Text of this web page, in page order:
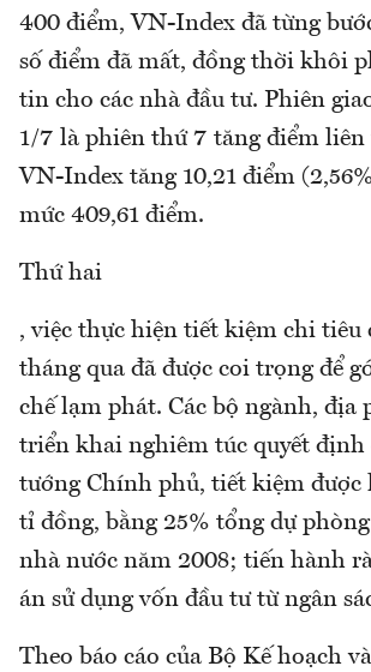
400 điểm, VN-Index đã từng
số điểm đã mất, đồng thời khôi
tin cho các nhà đầu tư. Phiên
1/7 là phiên thứ 7 tăng điểm liên
VN-Index tăng 10,21 điểm
mức 409,61 điểm.
Thứ hai
, việc thực hiện tiết kiệm chi tiêu
tháng qua đã được coi trọng để
chế lạm phát. Các bộ ngành, địa
triển khai nghiêm túc quyết định
tướng Chính phủ, tiết kiệm được
tỉ đồng, bằng 25% tổng dự
nhà nước năm 2008; tiến hành
án sử dụng vốn đầu tư từ ngân
Theo báo cáo của Bộ Kế hoạch